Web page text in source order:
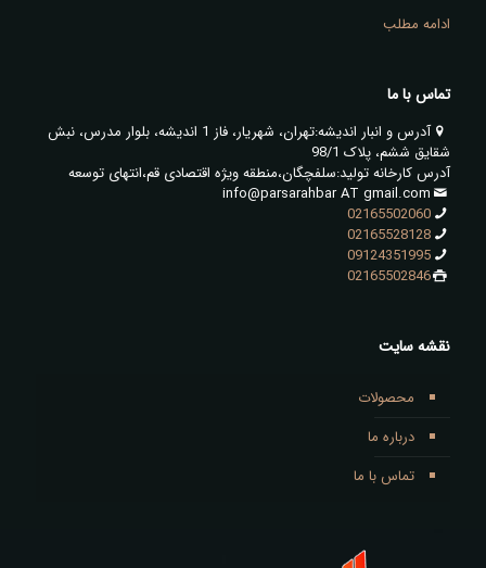
ادامه مطلب
تماس با ما
آدرس و انبار اندیشه:تهران، شهریار، فاز 1 اندیشه، بلوار مدرس، نبش
شقایق ششم، پلاک 98/1
آدرس کارخانه تولید:سلفچگان،منطقه ویژه اقتصادی قم،انتهای توسعه
info@parsarahbar AT gmail.com
02165502060
02165528128
09124351995
02165502846
نقشه سایت
محصولات
درباره ما
تماس با ما